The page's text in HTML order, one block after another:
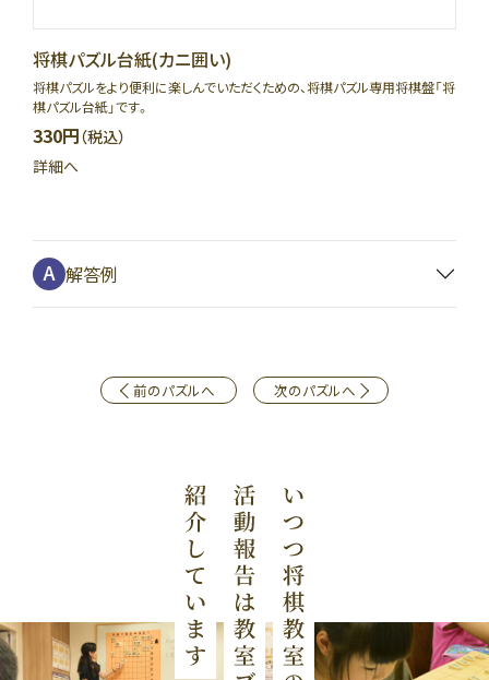
将棋パズル台紙(カニ囲い)
将棋パズルをより便利に楽しんでいただくための、将棋パズル専用将棋盤「将
棋パズル台紙」です。
330円（税込）
詳細へ
解答例
前のパズルへ 次のパズルへ